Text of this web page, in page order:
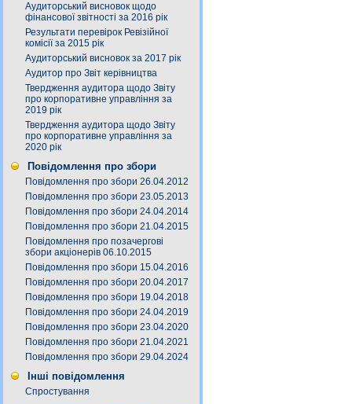
Аудиторський висновок щодо
фінансової звітності за 2016 рік
Результати перевірок Ревізійної
комісії за 2015 рік
Аудиторський висновок за 2017 рік
Аудитор про Звіт керівництва
Твердження аудитора щодо Звіту
про корпоративне управління за
2019 рік
Твердження аудитора щодо Звіту
про корпоративне управління за
2020 рік
Повідомлення про збори
Повідомлення про збори 26.04.2012
Повідомлення про збори 23.05.2013
Повідомлення про збори 24.04.2014
Повідомлення про збори 21.04.2015
Повідомлення про позачергові
збори акціонерів 06.10.2015
Повідомлення про збори 15.04.2016
Повідомлення про збори 20.04.2017
Повідомлення про збори 19.04.2018
Повідомлення про збори 24.04.2019
Повідомлення про збори 23.04.2020
Повідомлення про збори 21.04.2021
Повідомлення про збори 29.04.2024
Інші повідомлення
Спростування